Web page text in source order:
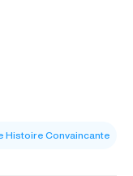
Histoire Convaincante